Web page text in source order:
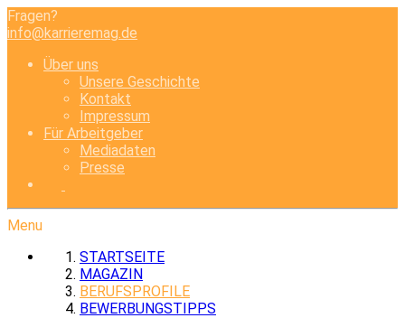
Fragen?
info@karrieremag.de
Über uns
Unsere Geschichte
Kontakt
Impressum
Für Arbeitgeber
Mediadaten
Presse
Menu
STARTSEITE
MAGAZIN
BERUFSPROFILE
BEWERBUNGSTIPPS